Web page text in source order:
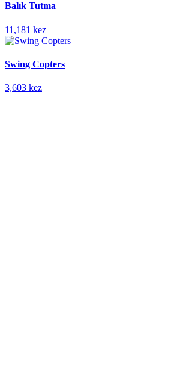
Balık Tutma
11,181 kez
Swing Copters
3,603 kez